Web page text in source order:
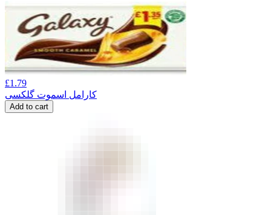
£1.79
کارامل اسموت گلکسی
Add to cart